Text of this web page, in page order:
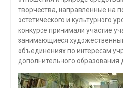
творчества, направленные на
эстетического и культурного
конкурсе принимали участие
занимающиеся
объединениях по интересам
дополнительного образования